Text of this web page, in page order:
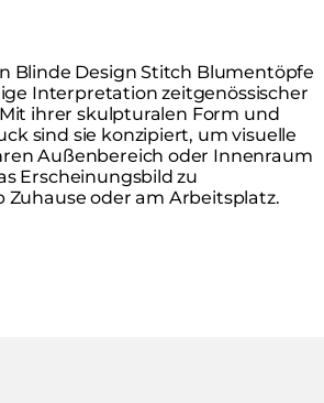
Blinde Design Stitch Blumentöpfe
Interpretation zeitgenössischer
ihrer skulpturalen Form und
sind sie konzipiert, um visuelle
Außenbereich oder Innenraum
Erscheinungsbild zu
Zuhause oder am Arbeitsplatz.